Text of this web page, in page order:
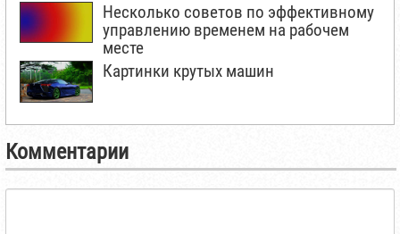
Несколько советов по эффективному
управлению временем на рабочем
месте
Картинки крутых машин
Комментарии